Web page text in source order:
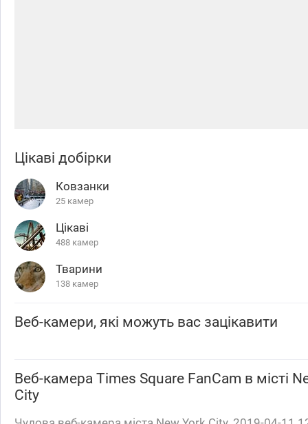
Цікаві добірки
Ковзанки
25 камер
Цікаві
488 камер
Тварини
138 камер
Веб-камери, які можуть вас зацікавити
Веб-камера Times Square FanCam в місті
City